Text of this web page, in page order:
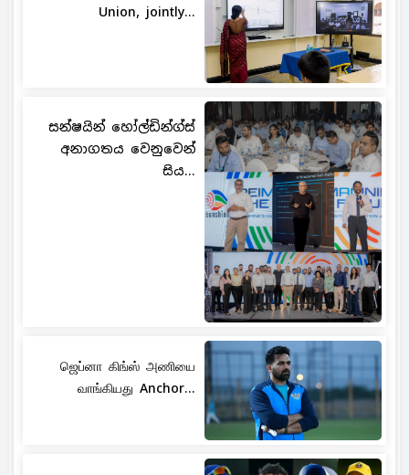
Union, jointly...
සන්ෂයින් හෝල්ඩින්ග්ස්
අනාගතය වෙනුවෙන්
සිය...
ஜெப்னா கிங்ஸ் அணியை
வாங்கியது Anchor...